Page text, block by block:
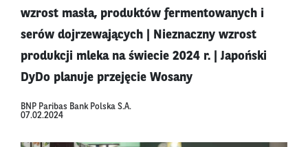
wzrost masła, produktów fermentowanych i
serów dojrzewających | Nieznaczny wzrost
produkcji mleka na świecie 2024 r. | Japoński
DyDo planuje przejęcie Wosany
BNP Paribas Bank Polska S.A.
07.02.2024